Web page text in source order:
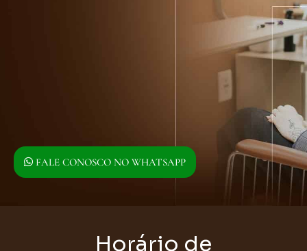
FALE CONOSCO NO WHATSAPP
Horário de